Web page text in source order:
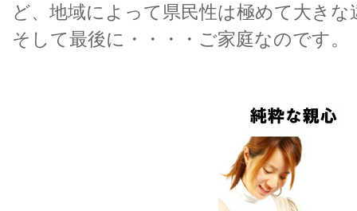
ど、地域によって県民性は極めて大き
そして最後に・・・・ご家庭なのです。